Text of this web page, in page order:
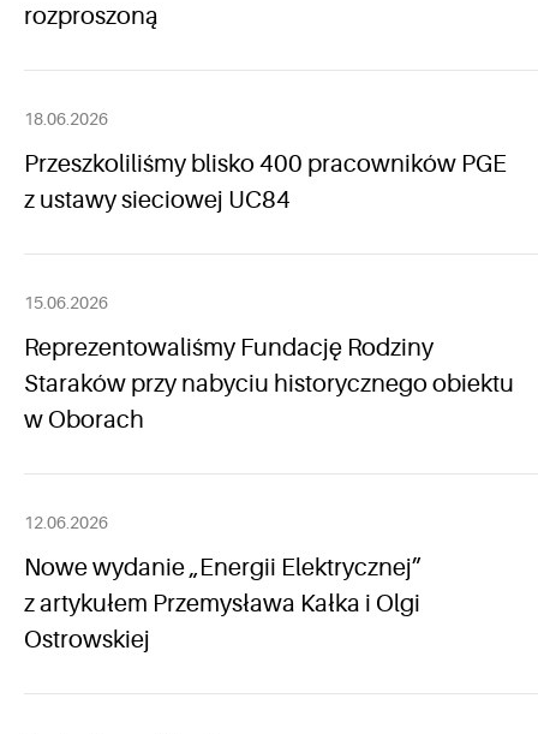
rozproszoną
18.06.2026
Przeszkoliliśmy blisko 400 pracowników PGE
z ustawy sieciowej UC84
15.06.2026
Reprezentowaliśmy Fundację Rodziny
Staraków przy nabyciu historycznego obiektu
w Oborach
12.06.2026
Nowe wydanie „Energii Elektrycznej”
z artykułem Przemysława Kałka i Olgi
Ostrowskiej